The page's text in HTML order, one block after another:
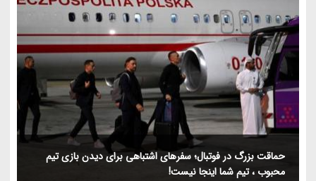
حماقت بزرگ در فوتبال؛ سفرهای اشتباهی برای دیدن بازی تیم
محبوب ، تیم شما اینجا نیست!